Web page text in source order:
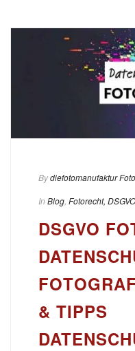
Bydiefotomanufaktur
In Blog Fotorecht,
DSGVO
& TIPPS